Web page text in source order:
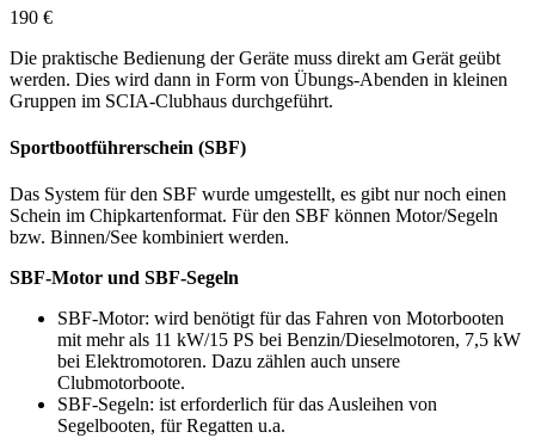
190 €
Die praktische Bedienung der Geräte muss direkt am Gerät geübt
werden. Dies wird dann in Form von Übungs-Abenden in kleinen
Gruppen im SCIA-Clubhaus durchgeführt.
Sportbootführerschein (SBF)
Das System für den SBF wurde umgestellt, es gibt nur noch einen
Schein im Chipkartenformat. Für den SBF können Motor/Segeln
bzw. Binnen/See kombiniert werden.
SBF-Motor und SBF-Segeln
SBF-Motor: wird benötigt für das Fahren von Motorbooten
mit mehr als 11 kW/15 PS bei Benzin/Dieselmotoren, 7,5 kW
bei Elektromotoren. Dazu zählen auch unsere
Clubmotorboote.
SBF-Segeln: ist erforderlich für das Ausleihen von
Segelbooten, für Regatten u.a.